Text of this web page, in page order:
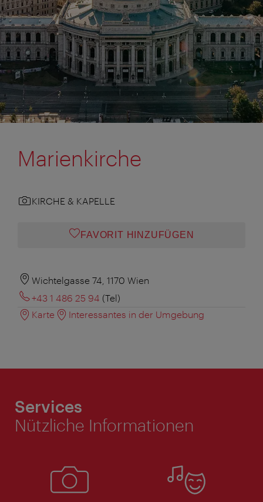
Marienkirche
KIRCHE & KAPELLE
FAVORIT HINZUFÜGEN
Wichtelgasse 74, 1170 Wien
+43 1 486 25 94 (Tel)
Karte
Interessantes in der Umgebung
Services
Nützliche Informationen